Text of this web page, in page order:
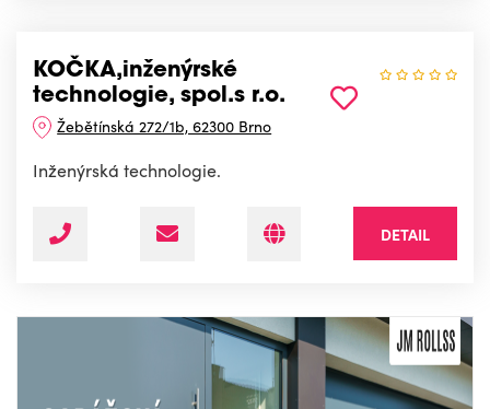
KOČKA,inženýrské
technologie, spol.s r.o.
Žebětínská 272/1b, 62300 Brno
Inženýrská technologie.
DETAIL